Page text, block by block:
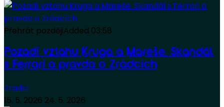
Přehrát pozdějiAdded 03:58
Pozadí vztahu Kruga a Mareše. Skandál
s Ferrari a pravda o Zrádcích
Zradci
15. 5. 2026 24. 5. 2026